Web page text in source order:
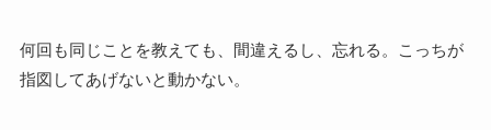
何回も同じことを教えても、間違えるし、忘れる。こっちが
指図してあげないと動かない。